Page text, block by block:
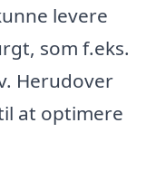
levere
som f.eks.
Herudover
at optimere